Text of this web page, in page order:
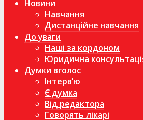
Новини
Навчання
Дистанційне навчання
До уваги
Наші за кордоном
Юридична
Думки вголос
Інтерв’ю
Є думка
Від редактора
Говорять лікарі